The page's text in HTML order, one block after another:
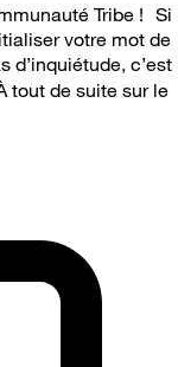
Tribe ! Si
votre mot de
d’inquiétude, c’est
tout de suite sur le